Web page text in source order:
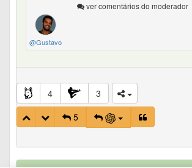
ver comentários do moderador
@Gustavo
4
3
5